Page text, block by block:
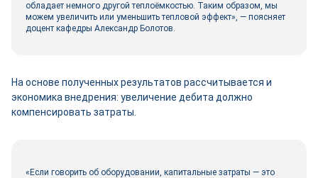
обладает немного другой теплоёмкостью. Таким образом, мы
можем увеличить или уменьшить тепловой эффект», — поясняет
доцент кафедры Александр Болотов.
На основе полученных результатов рассчитывается и
экономика внедрения: увеличение дебита должно
компенсировать затраты.
«Если говорить об оборудовании, капитальные затраты — это